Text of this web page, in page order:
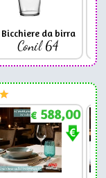
Bicchiere da birra
Conil 64
€ 588,00